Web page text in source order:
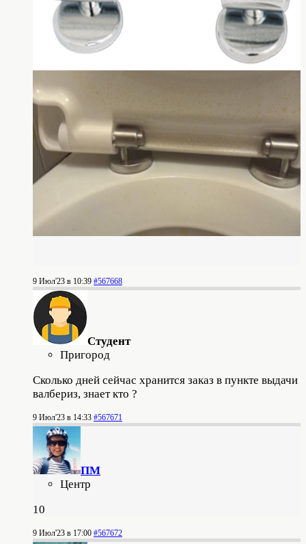
9 Июл'23 в 10:39 #567668
Студент
Пригород
Сколько дней сейчас хранится заказ в пункте выдачи
валбериз, знает кто ?
9 Июл'23 в 14:33 #567671
ПМ
Центр
10
9 Июл'23 в 17:00 #567672